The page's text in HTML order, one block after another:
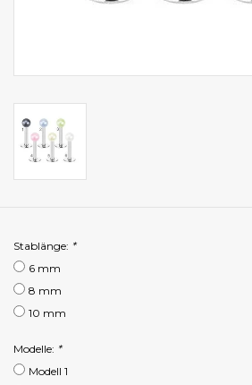
Stablänge: *
6 mm
8 mm
10 mm
Modelle: *
Modell 1